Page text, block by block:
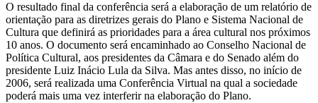
O resultado final da conferência será a elaboração de um relatório de
orientação para as diretrizes gerais do Plano e Sistema Nacional de
Cultura que definirá as prioridades para a área cultural nos próximos
10 anos. O documento será encaminhado ao Conselho Nacional de
Política Cultural, aos presidentes da Câmara e do Senado além do
presidente Luiz Inácio Lula da Silva. Mas antes disso, no início de
2006, será realizada uma Conferência Virtual na qual a sociedade
poderá mais uma vez interferir na elaboração do Plano.